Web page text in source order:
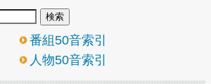
番組50音索引
人物50音索引